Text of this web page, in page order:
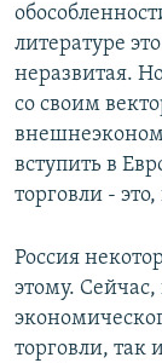
литературе
неразвитая.
со своим
вступить в
торговли -
Россия
этому.
торговли, так